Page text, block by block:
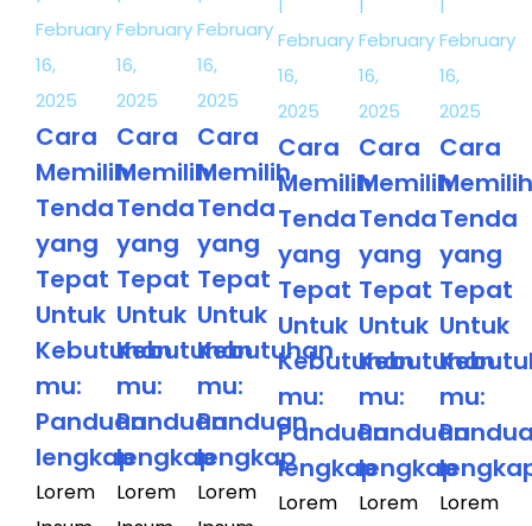
February
16,
2025
Cara
Memilih
Tenda
yang
Tepat
Untuk
Kebutuhan
mu:
Panduan
lengkap
Lorem
February
16,
2025
Cara
Memilih
Tenda
yang
Tepat
Untuk
Kebutuhan
mu:
Panduan
lengkap
Lorem
February
16,
2025
Cara
Memilih
Tenda
yang
Tepat
Untuk
Kebutuhan
mu:
Panduan
lengkap
Lorem
February
16,
2025
Cara
Memilih
Tenda
yang
Tepat
Untuk
Kebutuhan
mu:
Panduan
lengkap
Lorem
February
16,
2025
Cara
Memilih
Tenda
yang
Tepat
Untuk
Kebutuhan
mu:
Panduan
lengkap
Lorem
February
16,
2025
Cara
Memilih
Tenda
yang
Tepat
Untuk
mu:
Lorem